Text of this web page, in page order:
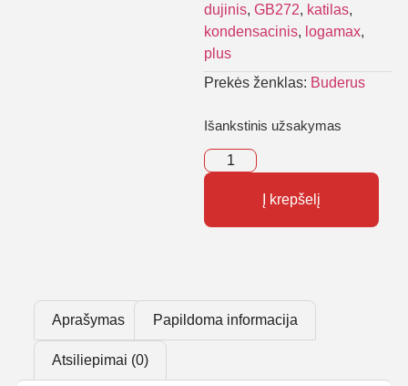
dujinis, GB272, katilas,
kondensacinis, logamax,
plus
Prekės ženklas: Buderus
Išankstinis užsakymas
Į krepšelį
Aprašymas Papildoma informacija
Atsiliepimai (0)